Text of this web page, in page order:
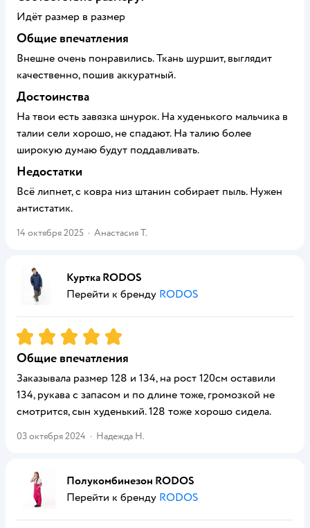
Идёт размер в размер
Общие впечатления
Внешне очень понравились. Ткань шуршит, выглядит
качественно, пошив аккуратный.
Достоинства
На твои есть завязка шнурок. На худенького мальчика в
талии сели хорошо, не спадают. На талию более
широкую думаю будут поддавливать.
Недостатки
Всё липнет, с ковра низ штанин собирает пыль. Нужен
антистатик.
14 октября 2025 · Анастасия Т.
Куртка RODOS
Перейти к бренду RODOS
Рейтинг:5
Общие впечатления
Заказывала размер 128 и 134, на рост 120см оставили
134, рукава с запасом и по длине тоже, громозкой не
смотрится, сын худенький. 128 тоже хорошо сидела.
03 октября 2024 · Надежда Н.
Полукомбинезон RODOS
Перейти к бренду RODOS